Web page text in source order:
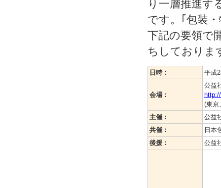
り一層推進す
です。｢包装
下記の要領で
ちしておりま
日時： 平成
会場：
公益
(東京
主催：
公益
共催：
日本
後援：
公益